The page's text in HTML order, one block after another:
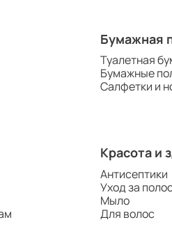
Бумажная
Туалетная
Бумажные
Салфетки и
Красота и
Антисептики
Уход за
Мыло
Для волос